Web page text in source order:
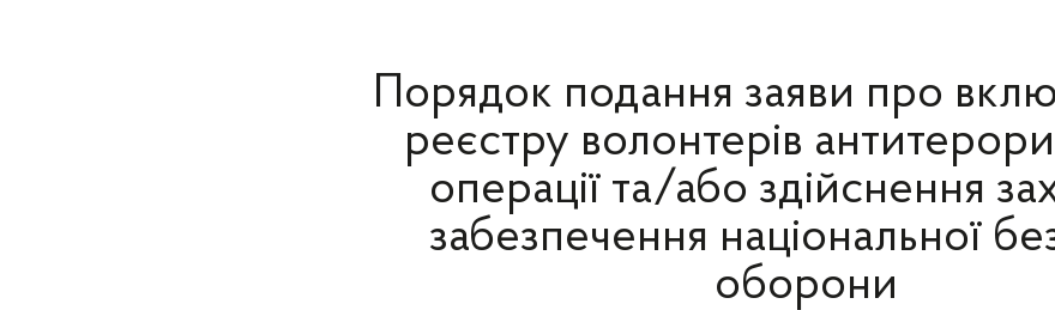
Порядок подання заяви про
реєстру волонтерів
операції та/або здійснення
забезпечення національної
оборони